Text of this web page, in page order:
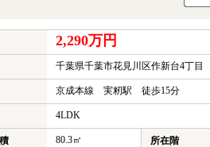
2,290万円
千葉県千葉市花見川区作新台4丁目
京成本線 実籾駅 徒歩15分
4LDK
80.3㎡ 所在階